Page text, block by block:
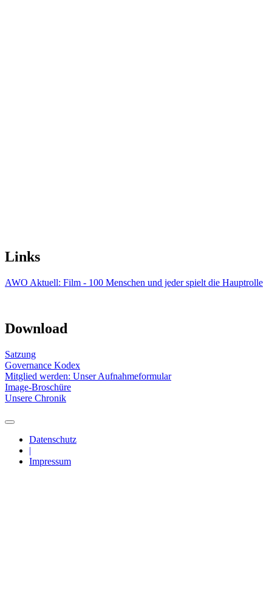
Links
AWO Aktuell: Film - 100 Menschen und jeder spielt die Hauptrolle
Download
Satzung
Governance Kodex
Mitglied werden: Unser Aufnahmeformular
Image-Broschüre
Unsere Chronik
Datenschutz
|
Impressum